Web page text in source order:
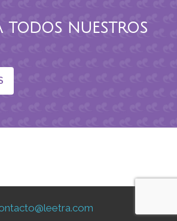
TODOS NUESTROS